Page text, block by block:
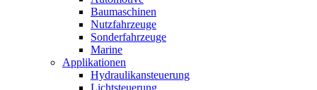
Baumaschinen
Nutzfahrzeuge
Sonderfahrzeuge
Marine
Applikationen
Hydraulikansteuerung
Lichtsteuerung